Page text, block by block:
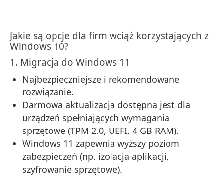
Jakie są opcje dla firm wciąż korzystających z
Windows 10?
1. Migracja do Windows 11
Najbezpieczniejsze i rekomendowane
rozwiązanie.
Darmowa aktualizacja dostępna jest dla
urządzeń spełniających wymagania
sprzętowe (TPM 2.0, UEFI, 4 GB RAM).
Windows 11 zapewnia wyższy poziom
zabezpieczeń (np. izolacja aplikacji,
szyfrowanie sprzętowe).